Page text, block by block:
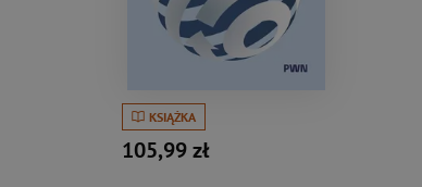
KSIĄŻKA
105,99 zł